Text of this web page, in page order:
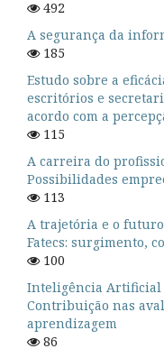
492
A segurança da
185
Estudo sobre a
escritórios e
acordo com a
115
A carreira do
Possibilidades
113
A trajetória e o
Fatecs: surgimento,
100
Inteligência Artificial
Contribuição nas
aprendizagem
86